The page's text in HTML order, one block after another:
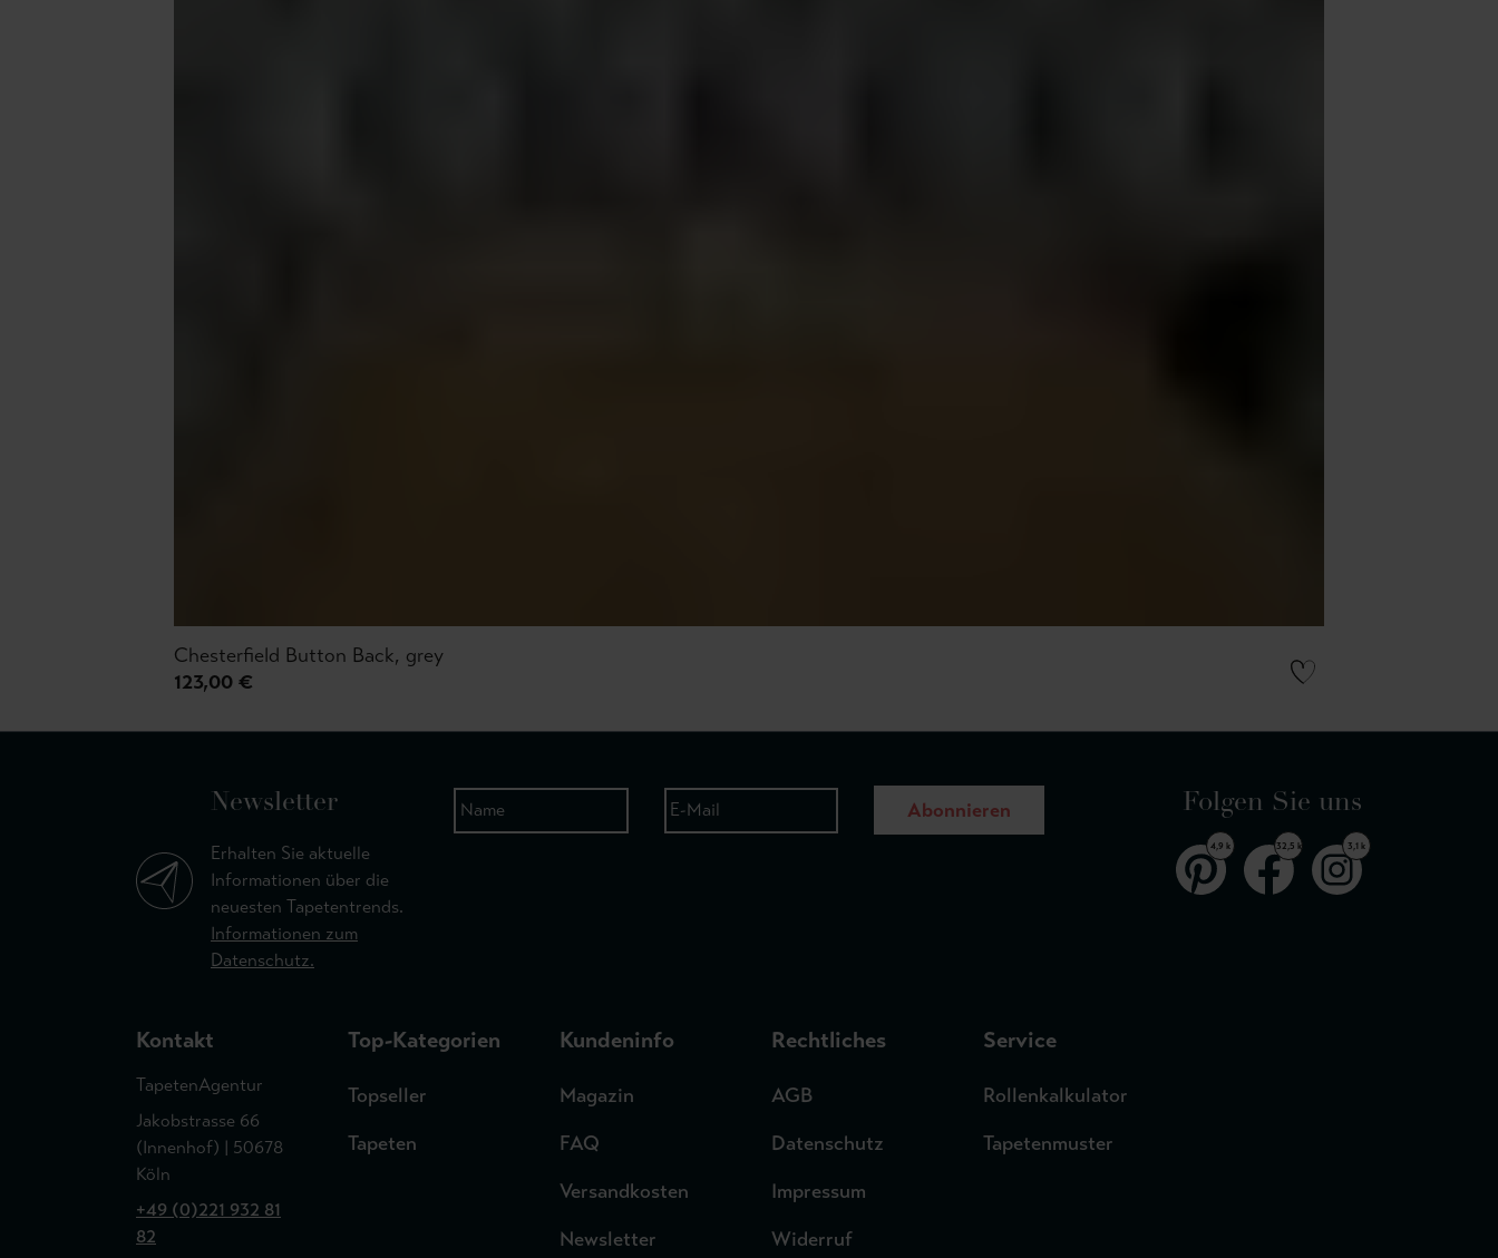
Chesterfield Button Back, grey
123,00 €
Newsletter
Erhalten Sie aktuelle
Informationen über die
neuesten Tapetentrends.
Informationen zum
Datenschutz.
Abonnieren Folgen Sie uns
4,9 k 32,5 k 3,1 k
Kontakt
TapetenAgentur
Jakobstrasse 66
(Innenhof) | 50678
Köln
+49 (0)221 932 81
82
Top-Kategorien
Topseller
Tapeten
Kundeninfo
Magazin
FAQ
Versandkosten
Newsletter
Rechtliches
AGB
Datenschutz
Impressum
Widerruf
Service
Rollenkalkulator
Tapetenmuster